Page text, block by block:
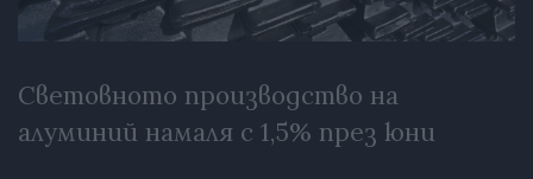
Световното производство на
алуминий намаля с 1,5% през юни